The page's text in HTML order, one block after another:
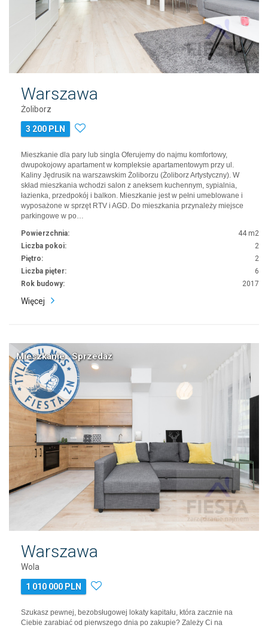
Warszawa
Żoliborz
3 200 PLN
Mieszkanie dla pary lub singla Oferujemy do najmu komfortowy,
dwupokojowy apartament w kompleksie apartamentowym przy ul.
Kaliny Jędrusik na warszawskim Żoliborzu (Żoliborz Artystyczny). W
skład mieszkania wchodzi salon z aneksem kuchennym, sypialnia,
łazienka, przedpokój i balkon. Mieszkanie jest w pełni umeblowane i
wyposażone w sprzęt RTV i AGD. Do mieszkania przynależy miejsce
parkingowe w po…
Powierzchnia:
44 m2
Liczba pokoi:
2
Piętro:
2
Liczba pięter:
6
Rok budowy:
2017
Więcej
Mieszkanie · Sprzedaż
Warszawa
Wola
1 010 000 PLN
Szukasz pewnej, bezobsługowej lokaty kapitału, która zacznie na
Ciebie zarabiać od pierwszego dnia po zakupie? Zależy Ci na